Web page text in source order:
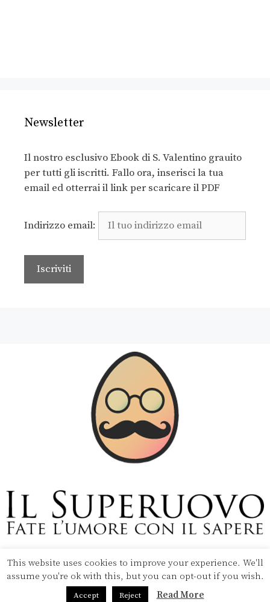
Newsletter
Il nostro esclusivo Ebook di S. Valentino grauito
per tutti gli iscritti. Fallo ora, inserisci la tua
email ed otterrai il link per scaricare il PDF
Indirizzo email:
Copyright © 2020 Il Superuovo — Powered by Pipool
SRL